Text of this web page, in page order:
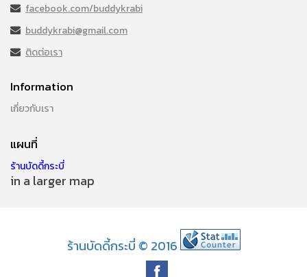
facebook.com/buddykrabi
buddykrabi@gmail.com
ติดต่อเรา
Information
เกี่ยวกับเรา
แผนที่
ร้านบัดดี้กระบี่
in a larger map
ร้านบัดดี้กระบี่ © 2016